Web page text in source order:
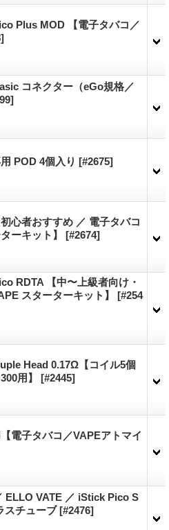
Plus MOD 【電子タバコ／
コネクター（eGo規格／
POD 4個入り [#2675]
心者おすすめ ／ 電子タバコ
ーキット】 [#2674]
RDTA 【中〜上級者向け・
スターターキット】 [#254
Head 0.17Ω【コイル5個
用】 [#2445]
電子タバコ／VAPEアトマイ
ELLO VATE ／ iStick Pico S
スチューブ[#2476]